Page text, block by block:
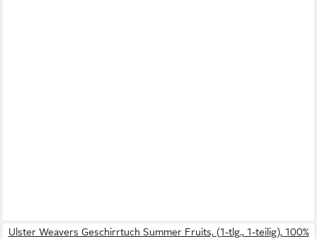
Ulster Weavers Geschirrtuch Summer Fruits, (1-tlg., 1-teilig), 100%